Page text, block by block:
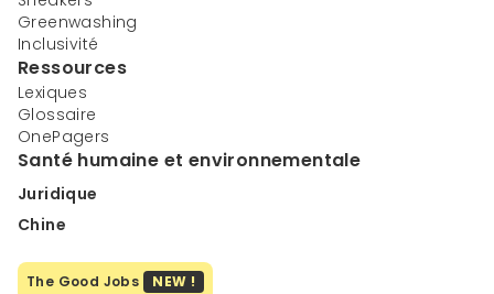
Greenwashing
Inclusivité
Ressources
Lexiques
Glossaire
OnePagers
Santé humaine et environnementale
Juridique
Chine
The Good Jobs NEW !